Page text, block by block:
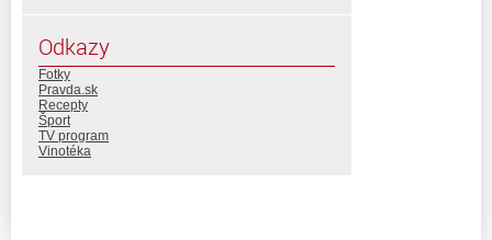
Odkazy
Fotky
Pravda.sk
Recepty
Šport
TV program
Vinotéka